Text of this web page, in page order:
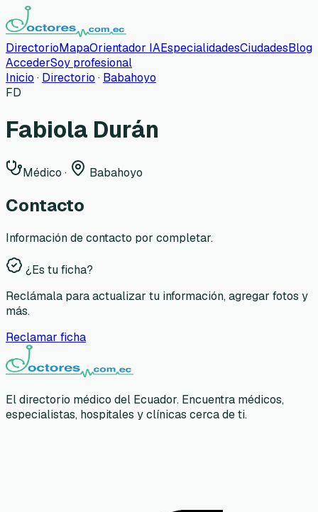
DirectorioMapaOrientador IAEspecialidadesCiudadesBlog
AccederSoy profesional
Inicio · Directorio · Babahoyo
FD
Fabiola Durán
Médico · Babahoyo
Contacto
Información de contacto por completar.
¿Es tu ficha?
Reclámala para actualizar tu información, agregar fotos y
más.
Reclamar ficha
El directorio médico del Ecuador. Encuentra médicos,
especialistas, hospitales y clínicas cerca de ti.